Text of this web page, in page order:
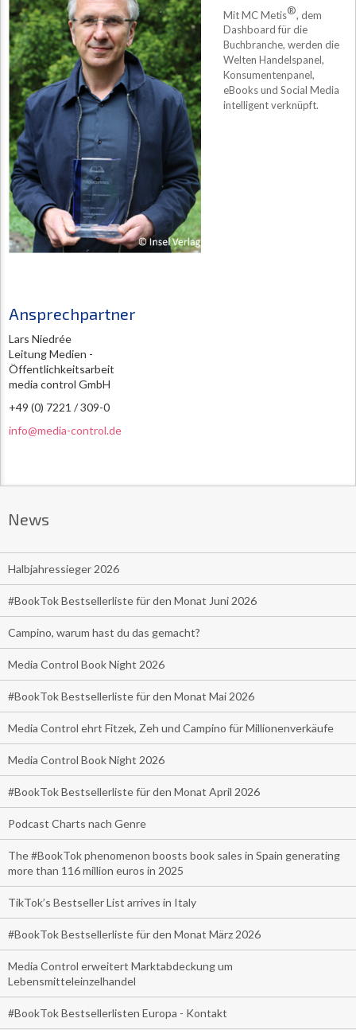
Mit MC Metis®, dem
Dashboard für die
Buchbranche, werden die
Welten Handelspanel,
Konsumentenpanel,
eBooks und Social Media
intelligent verknüpft.
Ansprechpartner
Lars Niedrée
Leitung Medien -
Öffentlichkeitsarbeit
media control GmbH
+49 (0) 7221 / 309-0
info@media-control.de
News
Halbjahressieger 2026
#BookTok Bestsellerliste für den Monat Juni 2026
Campino, warum hast du das gemacht?
Media Control Book Night 2026
#BookTok Bestsellerliste für den Monat Mai 2026
Media Control ehrt Fitzek, Zeh und Campino für Millionenverkäufe
Media Control Book Night 2026
#BookTok Bestsellerliste für den Monat April 2026
Podcast Charts nach Genre
The #BookTok phenomenon boosts book sales in Spain generating
more than 116 million euros in 2025
TikTok’s Bestseller List arrives in Italy
#BookTok Bestsellerliste für den Monat März 2026
Media Control erweitert Marktabdeckung um
Lebensmitteleinzelhandel
#BookTok Bestsellerlisten Europa - Kontakt